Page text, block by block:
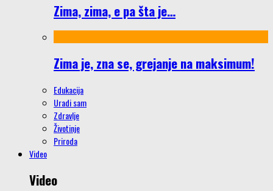
Zima, zima, e pa šta je…
Zima je, zna se, grejanje na maksimum!
Edukacija
Uradi sam
Zdravlje
Životinje
Priroda
Video
Video